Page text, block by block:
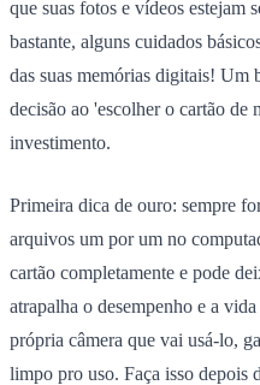
que suas fotos e vídeos estejam
bastante, alguns cuidados
das suas memórias digitais! Um
decisão ao 'escolher o cartão de
investimento.
Primeira dica de ouro: sempre
arquivos um por um no
cartão completamente e pode
atrapalha o desempenho e a
própria câmera que vai usá-lo,
limpo pro uso. Faça isso depois